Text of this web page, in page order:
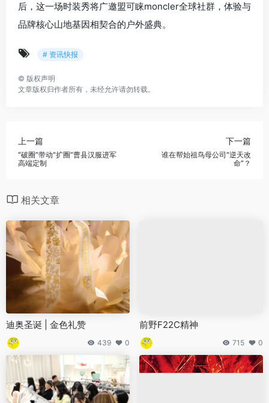
后，这一场时装秀将广邀盟可睐moncler全球社群，体验与
品牌核心山地基因相契合的户外盛典。
# 资讯快报
© 版权声明
文章版权归作者所有，未经允许请勿转载。
上一篇
“破圈”带动“扩圈”曹县汉服进军
高端定制
下一篇
谁在帮始祖鸟母公司“逆天改
命”？
相关文章
迪奥圣诞 | 金色礼赞
439 0
前野F22C精神
715 0